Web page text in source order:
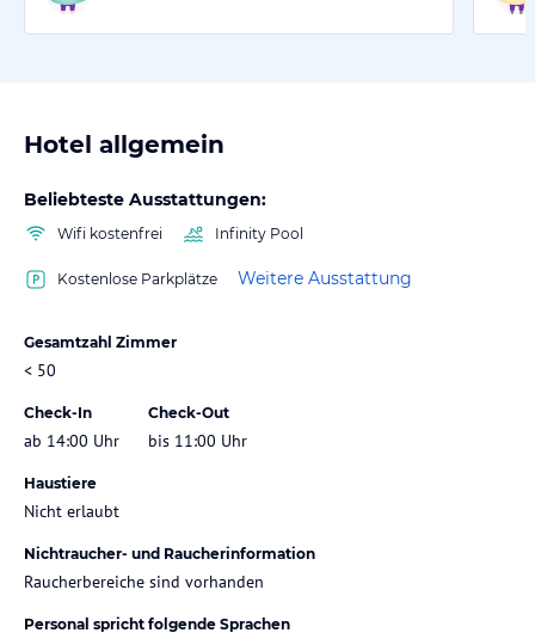
Hotel allgemein
Beliebteste Ausstattungen:
Wifi kostenfrei Infinity Pool
Kostenlose Parkplätze Weitere Ausstattung
Gesamtzahl Zimmer
< 50
Check-In
ab 14:00 Uhr
Check-Out
bis 11:00 Uhr
Haustiere
Nicht erlaubt
Nichtraucher- und Raucherinformation
Raucherbereiche sind vorhanden
Personal spricht folgende Sprachen